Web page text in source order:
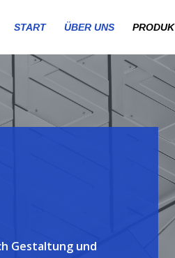
START ÜBER UNS
Gestaltung und